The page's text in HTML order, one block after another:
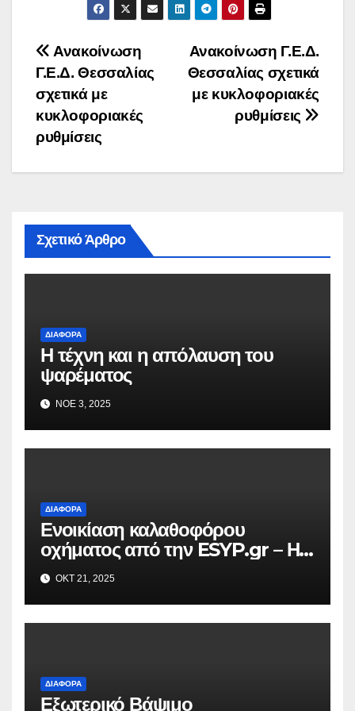
Πλοήγηση
άρθρων
Ανακοίνωση Γ.Ε.Δ.
Θεσσαλίας σχετικά
με κυκλοφοριακές
ρυθμίσεις
Ανακοίνωση
Γ.Ε.Δ. Θεσσαλίας
σχετικά με
κυκλοφοριακές
ρυθμίσεις
Σχετικό Άρθρο
ΔΙΆΦΟΡΑ
Η τέχνη και η απόλαυση του
ψαρέματος
ΝΟΈ 3, 2025
ΔΙΆΦΟΡΑ
Ενοικίαση καλαθοφόρου
οχήματος από την ESYP.gr – Η
αξιόπιστη λύση για κάθε εργασία
σε ύψος
ΟΚΤ 21, 2025
ΔΙΆΦΟΡΑ
Εξωτερικό Βάψιμο